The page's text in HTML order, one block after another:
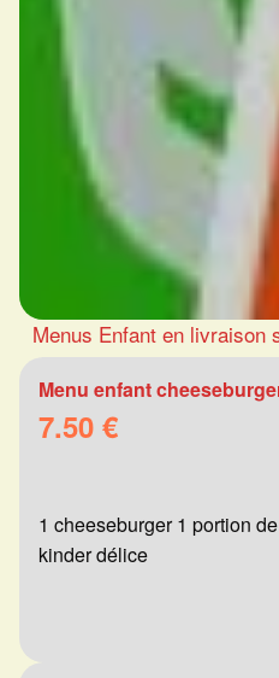
Menus Enfant en livraison
Menu enfant
7.50 €
1 cheeseburger 1 portion
kinder délice